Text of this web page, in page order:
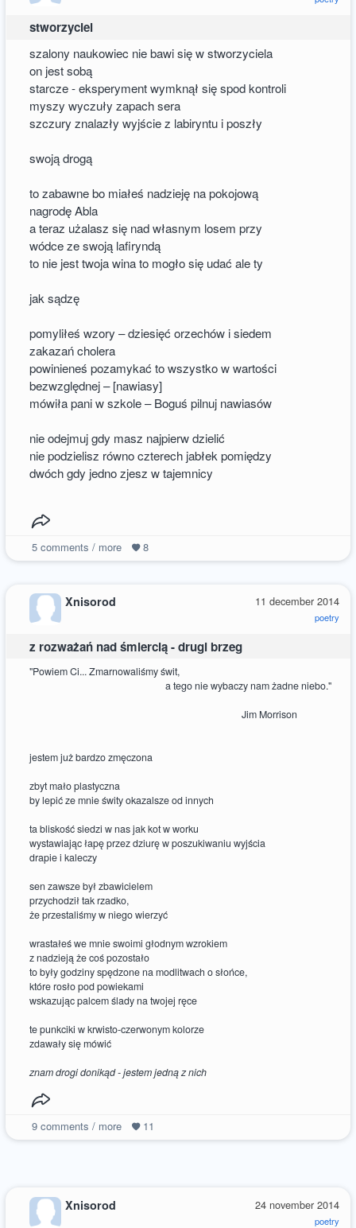
stworzyciel
szalony naukowiec nie bawi się w stworzyciela
on jest sobą
starcze - eksperyment wymknął się spod kontroli
myszy wyczuły zapach sera
szczury znalazły wyjście z labiryntu i poszły
swoją drogą
to zabawne bo miałeś nadzieję na pokojową
nagrodę Abla
a teraz użalasz się nad własnym losem przy
wódce ze swoją lafiryndą
to nie jest twoja wina to mogło się udać ale ty
jak sądzę
pomyliłeś wzory – dziesięć orzechów i siedem
zakazań cholera
powinieneś pozamykać to wszystko w wartości
bezwzględnej – [nawiasy]
mówiła pani w szkole – Boguś pilnuj nawiasów
nie odejmuj gdy masz najpierw dzielić
nie podzielisz równo czterech jabłek pomiędzy
dwóch gdy jedno zjesz w tajemnicy
5comments / more 8
11 december 2014
poetry
Xnisorod
z rozważań nad śmiercią - drugi brzeg
"Powiem Ci... Zmarnowaliśmy świt,
a tego nie wybaczy nam żadne niebo."
Jim Morrison
jestem już bardzo zmęczona
zbyt mało plastyczna
by lepić ze mnie świty okazalsze od innych
ta bliskość siedzi w nas jak kot w worku
wystawiając łapę przez dziurę w poszukiwaniu wyjścia
drapie i kaleczy
sen zawsze był zbawicielem
przychodził tak rzadko,
że przestaliśmy w niego wierzyć
wrastałeś we mnie swoimi głodnym wzrokiem
z nadzieją że coś pozostało
to były godziny spędzone na modlitwach o słońce,
które rosło pod powiekami
wskazując palcem ślady na twojej ręce
te punkciki w krwisto-czerwonym kolorze
zdawały się mówić
znam drogi donikąd - jestem jedną z nich
9comments / more 11
24 november 2014
poetry
Xnisorod